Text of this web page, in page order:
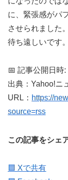
に、緊張感がパ
させられました
待ち遠しいです。
📅 記事公開日時
出典：Yahoo!ニ
URL： https://
source=rss
この記事をシェ
🟦 Xで共有